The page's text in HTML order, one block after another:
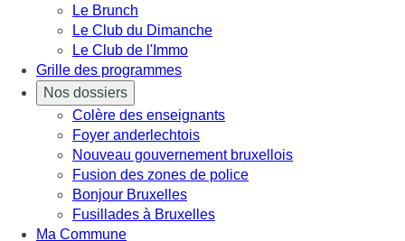
Le Brunch
Le Club du Dimanche
Le Club de l'Immo
Grille des programmes
Nos dossiers
Colère des enseignants
Foyer anderlechtois
Nouveau gouvernement bruxellois
Fusion des zones de police
Bonjour Bruxelles
Fusillades à Bruxelles
Ma Commune